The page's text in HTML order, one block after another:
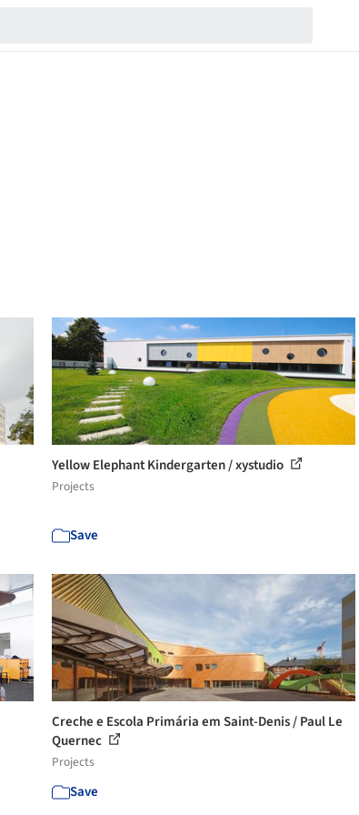
Yellow Elephant Kindergarten / xystudio
Projects
Save
Creche e Escola Primária em Saint-Denis / Paul Le
Quernec
Projects
Save